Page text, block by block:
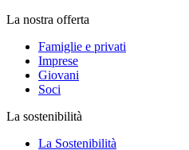
La nostra offerta
Famiglie e privati
Imprese
Giovani
Soci
La sostenibilità
La Sostenibilità